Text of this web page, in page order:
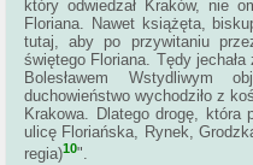
który odwiedzał Kraków, nie
Floriana. Nawet książęta,
tutaj, aby po przywitaniu
świętego Floriana. Tędy
Bolesławem Wstydliwym
duchowieństwo wychodziło z
Krakowa. Dlatego drogę, która
uli­cę Floriańska, Rynek,
regia)10".